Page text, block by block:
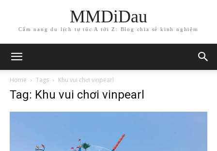
MMDiDau
Cẩm nang du lịch tự túc A tới Z: Blog chia sẻ kinh nghiệm
Home Tags Khu vui chơi vinpearl
Tag: Khu vui chơi vinpearl